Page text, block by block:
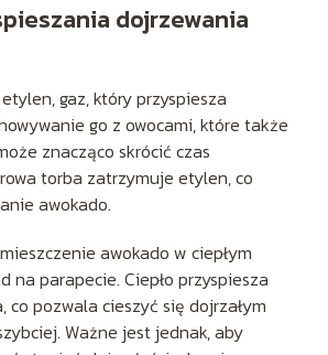
dojrzewania
gaz, który przyspiesza
go z owocami, które także
znacząco skrócić czas
torba zatrzymuje etylen, co
awokado.
awokado w ciepłym
na parapecie. Ciepło przyspiesza
co pozwala cieszyć się dojrzałym
Ważne jest jednak, aby